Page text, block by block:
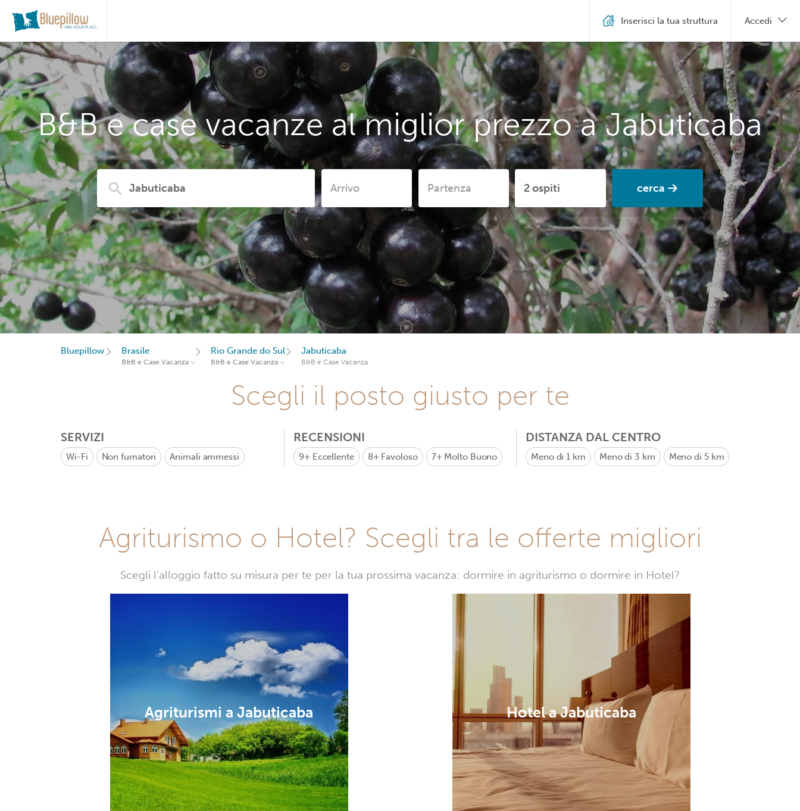
B&B e case vacanze al miglior prezzo a Jabuticaba
cerca
Inserisci la tua struttura Accedi
Bluepillow Brasile
B&B e Case Vacanza
Rio Grande do Sul
B&B e Case Vacanza
Jabuticaba
B&B e Case Vacanza
Scegli il posto giusto per te
SERVIZI
Wi-Fi Non fumatori Animali ammessi
RECENSIONI
9+ Eccellente 8+ Favoloso 7+ Molto Buono
DISTANZA DAL CENTRO
Meno di 1 km Meno di 3 km Meno di 5 km
Agriturismo o Hotel? Scegli tra le offerte migliori
Scegli l’alloggio fatto su misura per te per la tua prossima vacanza: dormire in agriturismo o dormire in Hotel?
Agriturismi a Jabuticaba Hotel a Jabuticaba